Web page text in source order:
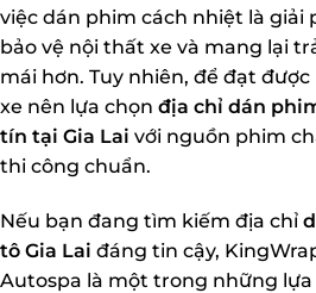
việc dán phim cách nhiệt là giải
bảo vệ nội thất xe và mang lại
mái hơn. Tuy nhiên, để đạt
xe nên lựa chọn địa chỉ dán
tín tại Gia Lai với nguồn phim
thi công chuẩn.
Nếu bạn đang tìm kiếm địa chỉ
tô Gia Lai đáng tin cậy,
Autospa là một trong những